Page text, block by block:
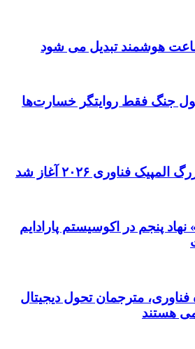
هوشمند تبدیل می شود
جنگ فقط روایتگر خسارت‌ها
فناوری ۲۰۲۶ آغاز شد
پنجم در اکوسیستم پارادایم
فناوری، مترجمان تحول دیجیتال
هستند